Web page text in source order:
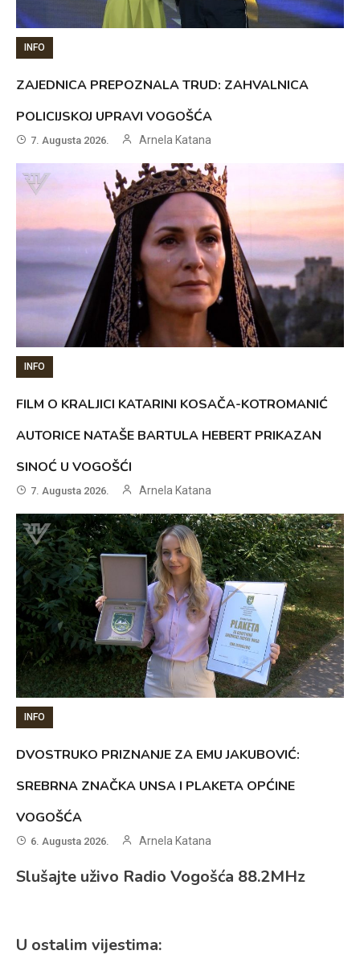
INFO
ZAJEDNICA PREPOZNALA TRUD: ZAHVALNICA
POLICIJSKOJ UPRAVI VOGOŠĆA
7. Augusta 2026. Arnela Katana
INFO
FILM O KRALJICI KATARINI KOSAČA-KOTROMANIĆ
AUTORICE NATAŠE BARTULA HEBERT PRIKAZAN
SINOĆ U VOGOŠĆI
7. Augusta 2026. Arnela Katana
INFO
DVOSTRUKO PRIZNANJE ZA EMU JAKUBOVIĆ:
SREBRNA ZNAČKA UNSA I PLAKETA OPĆINE
VOGOŠĆA
6. Augusta 2026. Arnela Katana
Slušajte uživo Radio Vogošća 88.2MHz
U ostalim vijestima: